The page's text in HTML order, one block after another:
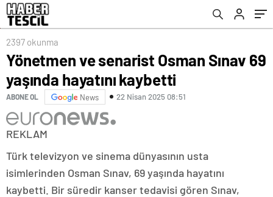
2397 okunma
Yönetmen ve senarist Osman Sınav 69
yaşında hayatını kaybetti
ABONE OL News 22 Nisan 2025 08:51
REKLAM
Türk televizyon ve sinema dünyasının usta
isimlerinden Osman Sınav, 69 yaşında hayatını
kaybetti. Bir süredir kanser tedavisi gören Sınav,